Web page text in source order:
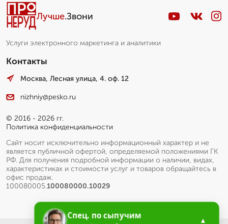
Лучше.Звони
Услуги электронного маркетинга и аналитики
Контакты
Москва, Лесная улица, 4. оф. 12
nizhniy@pesko.ru
© 2016 - 2026 гг.
Политика конфиденциальности
Сайт носит исключительно информационный характер и не
является публичной офертой, определяемой положениями ГК
РФ. Для получения подробной информации о наличии, видах,
характеристиках и стоимости услуг и товаров обращайтесь в
офис продаж.
100080005.100080000.10029
Спец. по сыпучим ▲